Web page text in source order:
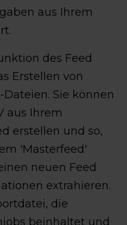
aus Ihrem
des Feed
Erstellen von
Sie können
aus Ihrem
erstellen und so,
'Masterfeed'
neuen Feed
extrahieren.
die
beinhaltet und